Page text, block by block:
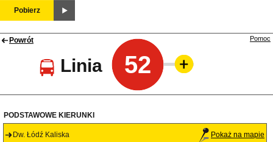
Pobierz
Powrót
Linia 52
Pomoc
PODSTAWOWE KIERUNKI
Dw. Łódź Kaliska Pokaż na mapie